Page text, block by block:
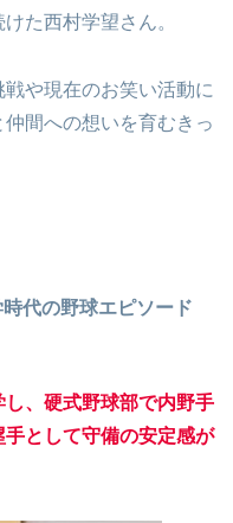
た西村学望さん。
や現在のお笑い活動に
間への想いを育むきっ
代の野球エピソード
、硬式野球部で内野手
として守備の安定感が